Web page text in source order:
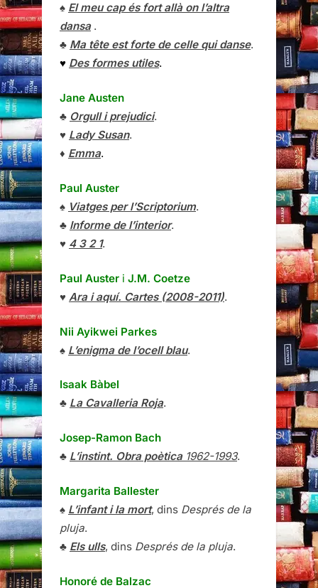
♠ El meu cap és fort allà on l’altra
dansa.
♣ Ma tête est forte de celle qui danse.
♥ Des formes utiles.
Jane Austen
♣ Orgull i prejudici.
♥ Lady Susan.
♦ Emma.
Paul Auster
♠ Viatges per l’Scriptorium.
♣ Informe de l’interior.
♥ 4 3 2 1.
Paul Auster i J.M. Coetze
♥ Ara i aquí. Cartes (2008-2011).
Nii Ayikwei Parkes
♠ L’enigma de l’ocell blau.
Isaak Bàbel
♣ La Cavalleria Roja.
Josep-Ramon Bach
♣ L’instint. Obra poètica1962-1993.
Margarita Ballester
♠ L’infant i la mort, dins Després de la
pluja.
♣ Els ulls, dins Després de la pluja.
Honoré de Balzac